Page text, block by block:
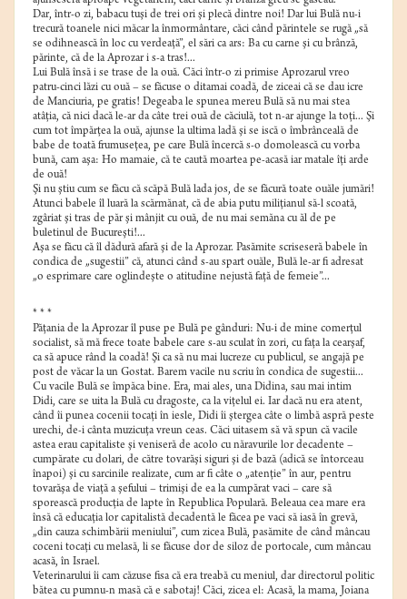
Dar, într-o zi, babacu tuşi de trei ori şi plecă dintre noi! Dar lui Bulă nu-i
trecură toanele nici măcar la înmormântare, căci când părintele se rugă „să
se odihnească în loc cu verdeaţă”, el sări ca ars: Ba cu carne şi cu brânză,
părinte, că de la Aprozar i s-a tras!...
Lui Bulă însă i se trase de la ouă. Căci într-o zi primise Aprozarul vreo
patru-cinci lăzi cu ouă – se făcuse o ditamai coadă, de ziceai că se dau icre
de Manciuria, pe gratis! Degeaba le spunea mereu Bulă să nu mai stea
atâţia, că nici dacă le-ar da câte trei ouă de căciulă, tot n-ar ajunge la toţi... Şi
cum tot împărţea la ouă, ajunse la ultima ladă şi se iscă o îmbrânceală de
babe de toată frumuseţea, pe care Bulă încercă s-o domolească cu vorba
bună, cam aşa: Ho mamaie, că te caută moartea pe-acasă iar matale îţi arde
de ouă!
Şi nu ştiu cum se făcu că scăpă Bulă lada jos, de se făcură toate ouăle jumări!
Atunci babele îl luară la scărmănat, că de abia putu miliţianul să-l scoată,
zgâriat şi tras de păr şi mânjit cu ouă, de nu mai semăna cu ăl de pe
buletinul de Bucureşti!...
Aşa se făcu că îl dădură afară şi de la Aprozar. Pasămite scriseseră babele în
condica de „sugestii” că, atunci când s-au spart ouăle, Bulă le-ar fi adresat
„o esprimare care oglindeşte o atitudine nejustă faţă de femeie”...
* * *
Păţania de la Aprozar îl puse pe Bulă pe gânduri: Nu-i de mine comerţul
socialist, să mă frece toate babele care s-au sculat în zori, cu faţa la cearşaf,
ca să apuce rând la coadă! Şi ca să nu mai lucreze cu publicul, se angajă pe
post de văcar la un Gostat. Barem vacile nu scriu în condica de sugestii...
Cu vacile Bulă se împăca bine. Era, mai ales, una Didina, sau mai intim
Didi, care se uita la Bulă cu dragoste, ca la viţelul ei. Iar dacă nu era atent,
când îi punea cocenii tocaţi în iesle, Didi îi ştergea câte o limbă aspră peste
urechi, de-i cânta muzicuţa vreun ceas. Căci uitasem să vă spun că vacile
astea erau capitaliste şi veniseră de acolo cu năravurile lor decadente –
cumpărate cu dolari, de către tovarăşi siguri şi de bază (adică se întorceau
înapoi) şi cu sarcinile realizate, cum ar fi câte o „atenţie” în aur, pentru
tovarăşa de viaţă a şefului – trimişi de ea la cumpărat vaci – care să
sporească producţia de lapte în Republica Populară. Beleaua cea mare era
însă că educaţia lor capitalistă decadentă le făcea pe vaci să iasă în grevă,
„din cauza schimbării meniului”, cum zicea Bulă, pasămite de când mâncau
coceni tocaţi cu melasă, li se făcuse dor de siloz de portocale, cum mâncau
acasă, în Israel.
Veterinarului îi cam căzuse fisa că era treabă cu meniul, dar directorul politic
bătea cu pumnu-n masă că e sabotaj! Căci, zicea el: Acasă, la mama, Joiana